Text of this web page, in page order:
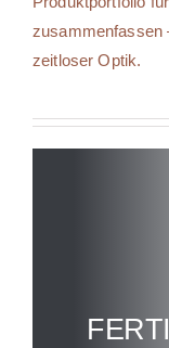
zusammenfassen
zeitloser Optik.